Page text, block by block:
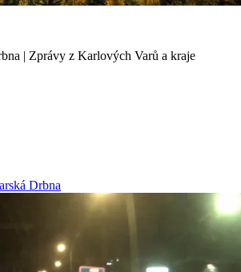
| Zprávy z Karlových Varů a kraje
Drbna